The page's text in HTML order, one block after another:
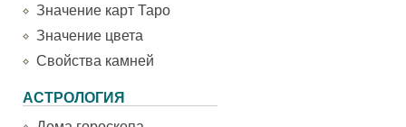
Значение карт Таро
Значение цвета
Свойства камней
АСТРОЛОГИЯ